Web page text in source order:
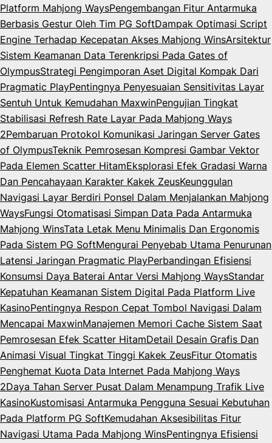
Platform Mahjong WaysPengembangan Fitur Antarmuka
Berbasis Gestur Oleh Tim PG SoftDampak Optimasi Script
Engine Terhadap Kecepatan Akses Mahjong WinsArsitektur
Sistem Keamanan Data Terenkripsi Pada Gates of
OlympusStrategi Pengimporan Aset Digital Kompak Dari
Pragmatic PlayPentingnya Penyesuaian Sensitivitas Layar
Sentuh Untuk Kemudahan MaxwinPengujian Tingkat
Stabilisasi Refresh Rate Layar Pada Mahjong Ways
2Pembaruan Protokol Komunikasi Jaringan Server Gates
of OlympusTeknik Pemrosesan Kompresi Gambar Vektor
Pada Elemen Scatter HitamEksplorasi Efek Gradasi Warna
Dan Pencahayaan Karakter Kakek ZeusKeunggulan
Navigasi Layar Berdiri Ponsel Dalam Menjalankan Mahjong
WaysFungsi Otomatisasi Simpan Data Pada Antarmuka
Mahjong WinsTata Letak Menu Minimalis Dan Ergonomis
Pada Sistem PG SoftMengurai Penyebab Utama Penurunan
Latensi Jaringan Pragmatic PlayPerbandingan Efisiensi
Konsumsi Daya Baterai Antar Versi Mahjong WaysStandar
Kepatuhan Keamanan Sistem Digital Pada Platform Live
KasinoPentingnya Respon Cepat Tombol Navigasi Dalam
Mencapai MaxwinManajemen Memori Cache Sistem Saat
Pemrosesan Efek Scatter HitamDetail Desain Grafis Dan
Animasi Visual Tingkat Tinggi Kakek ZeusFitur Otomatis
Penghemat Kuota Data Internet Pada Mahjong Ways
2Daya Tahan Server Pusat Dalam Menampung Trafik Live
KasinoKustomisasi Antarmuka Pengguna Sesuai Kebutuhan
Pada Platform PG SoftKemudahan Aksesibilitas Fitur
Navigasi Utama Pada Mahjong WinsPentingnya Efisiensi